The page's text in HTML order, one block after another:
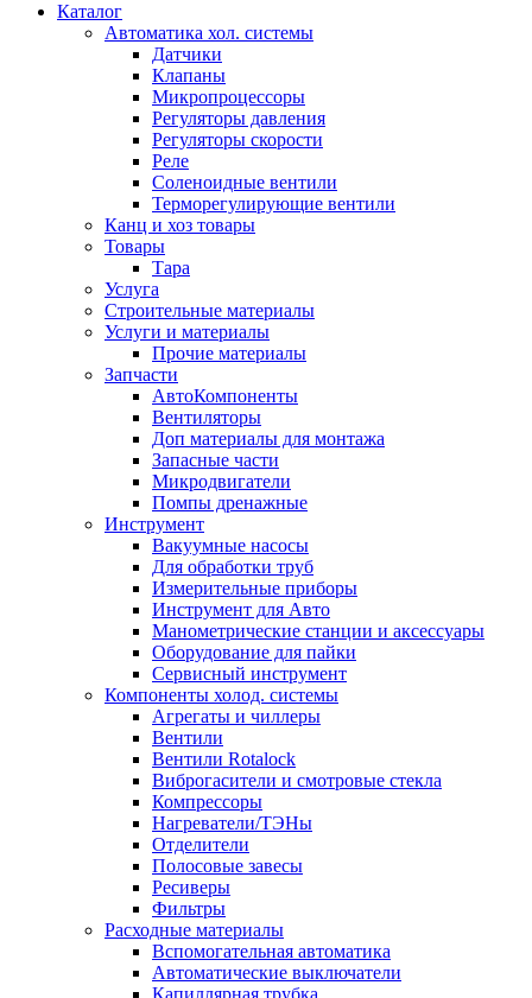
Каталог
Автоматика хол. системы
Датчики
Клапаны
Микропроцессоры
Регуляторы давления
Регуляторы скорости
Реле
Соленоидные вентили
Терморегулирующие вентили
Канц и хоз товары
Товары
Тара
Услуга
Строительные материалы
Услуги и материалы
Прочие материалы
Запчасти
АвтоКомпоненты
Вентиляторы
Доп материалы для монтажа
Запасные части
Микродвигатели
Помпы дренажные
Инструмент
Вакуумные насосы
Для обработки труб
Измерительные приборы
Инструмент для Авто
Манометрические станции и аксессуары
Оборудование для пайки
Сервисный инструмент
Компоненты холод. системы
Агрегаты и чиллеры
Вентили
Вентили Rotalock
Виброгасители и смотровые стекла
Компрессоры
Нагреватели/ТЭНы
Отделители
Полосовые завесы
Ресиверы
Фильтры
Расходные материалы
Вспомогательная автоматика
Автоматические выключатели
Капиллярная трубка